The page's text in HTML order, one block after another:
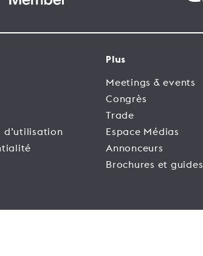
d’utilisation
Plus
Meetings & events
Congrès
Trade
Espace Médias
Annonceurs
Brochures et guides